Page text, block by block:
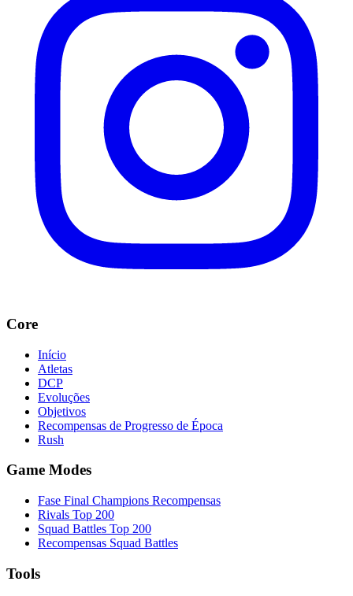
Core
Início
Atletas
DCP
Evoluções
Objetivos
Recompensas de Progresso de Época
Rush
Game Modes
Fase Final Champions Recompensas
Rivals Top 200
Squad Battles Top 200
Recompensas Squad Battles
Tools